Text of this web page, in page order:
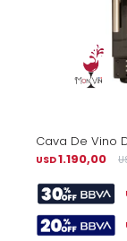
Cava De Vino
USD1.190,00